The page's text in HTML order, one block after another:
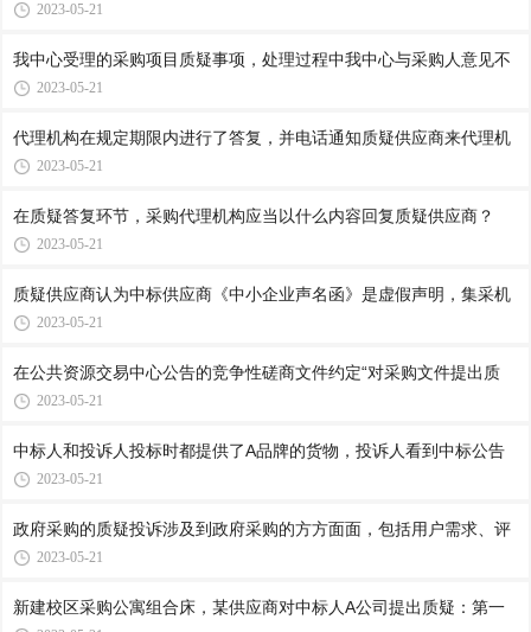
2023-05-21
我中心受理的采购项目质疑事项，处理过程中我中心与采购人意见不
2023-05-21
代理机构在规定期限内进行了答复，并电话通知质疑供应商来代理机
2023-05-21
在质疑答复环节，采购代理机构应当以什么内容回复质疑供应商？
2023-05-21
质疑供应商认为中标供应商《中小企业声名函》是虚假声明，集采机
2023-05-21
在公共资源交易中心公告的竞争性磋商文件约定“对采购文件提出质
2023-05-21
中标人和投诉人投标时都提供了A品牌的货物，投诉人看到中标公告
2023-05-21
政府采购的质疑投诉涉及到政府采购的方方面面，包括用户需求、评
2023-05-21
新建校区采购公寓组合床，某供应商对中标人A公司提出质疑：第一